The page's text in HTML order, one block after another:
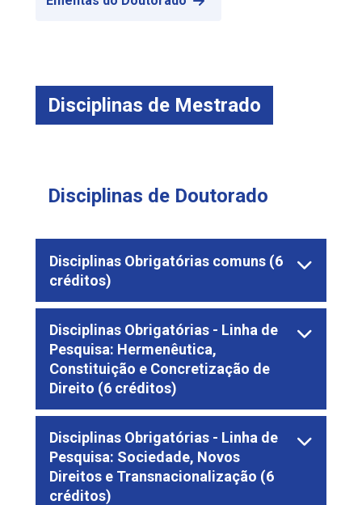
Disciplinas de Mestrado
Disciplinas de Doutorado
Disciplinas Obrigatórias comuns (6
créditos)
Disciplinas Obrigatórias - Linha de
Pesquisa: Hermenêutica,
Constituição e Concretização de
Direito (6 créditos)
Disciplinas Obrigatórias - Linha de
Pesquisa: Sociedade, Novos
Direitos e Transnacionalização (6
créditos)